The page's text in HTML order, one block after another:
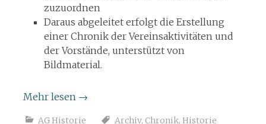
zuzuordnen
Daraus abgeleitet erfolgt die Erstellung
einer Chronik der Vereinsaktivitäten und
der Vorstände, unterstützt von
Bildmaterial.
Mehr lesen →
AG Historie Archiv, Chronik, Historie